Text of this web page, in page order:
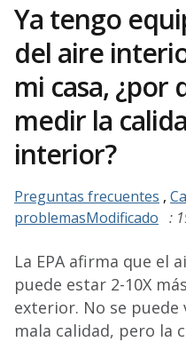
Ya tengo
del aire
mi casa, ¿por
medir la
interior?
Preguntas frecuentes ,
problemasModificado :
La EPA afirma que el
puede estar 2-10X
exterior. No se
mala calidad, pero la